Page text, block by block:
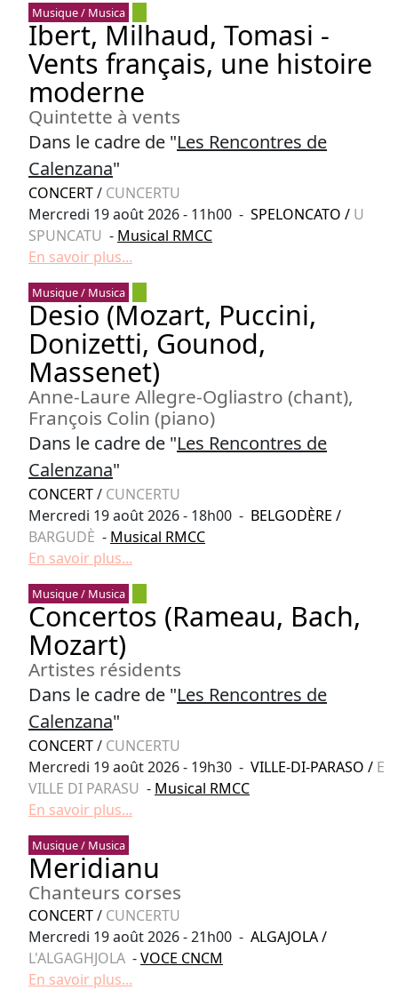
Musique / Musica
Ibert, Milhaud, Tomasi -
Vents français, une histoire
moderne
Quintette à vents
Dans le cadre de "Les Rencontres de
Calenzana"
CONCERT/ CUNCERTU
Mercredi 19 août 2026 - 11h00 - SPELONCATO / U
SPUNCATU - Musical RMCC
En savoir plus...
Musique / Musica
Desio (Mozart, Puccini,
Donizetti, Gounod,
Massenet)
Anne-Laure Allegre-Ogliastro (chant),
François Colin (piano)
Dans le cadre de "Les Rencontres de
Calenzana"
CONCERT/ CUNCERTU
Mercredi 19 août 2026 - 18h00 - BELGODÈRE /
BARGUDÈ - Musical RMCC
En savoir plus...
Musique / Musica
Concertos (Rameau, Bach,
Mozart)
Artistes résidents
Dans le cadre de "Les Rencontres de
Calenzana"
CONCERT/ CUNCERTU
Mercredi 19 août 2026 - 19h30 - VILLE-DI-PARASO / E
VILLE DI PARASU - Musical RMCC
En savoir plus...
Musique / Musica
Meridianu
Chanteurs corses
CONCERT/ CUNCERTU
Mercredi 19 août 2026 - 21h00 - ALGAJOLA/
L'ALGAGHJOLA -VOCE CNCM
En savoir plus...